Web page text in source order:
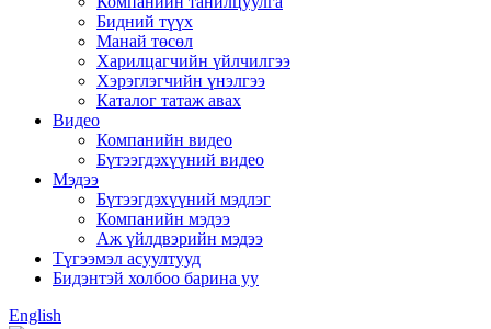
Бидний түүх
Манай төсөл
Харилцагчийн үйлчилгээ
Хэрэглэгчийн үнэлгээ
Каталог татаж авах
Видео
Компанийн видео
Бүтээгдэхүүний видео
Мэдээ
Бүтээгдэхүүний мэдлэг
Компанийн мэдээ
Аж үйлдвэрийн мэдээ
Түгээмэл асуултууд
Бидэнтэй холбоо барина уу
English